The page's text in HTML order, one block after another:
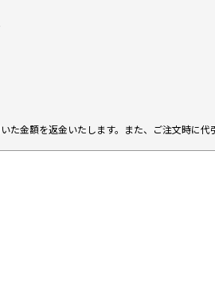
金額を返金いたします。また、ご注文時に代